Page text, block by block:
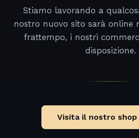
Stiamo lavorando a
nostro nuovo sito sarà online
frattempo, i nostri
disposizione.
Visita il nostro shop